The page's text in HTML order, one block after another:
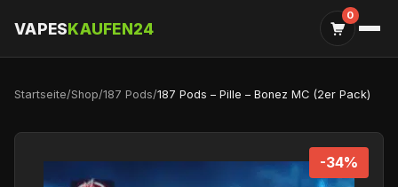
VAPESKAUFEN24
0
Startseite/Shop/187 Pods/187 Pods – Pille – Bonez MC (2er Pack)
-34%